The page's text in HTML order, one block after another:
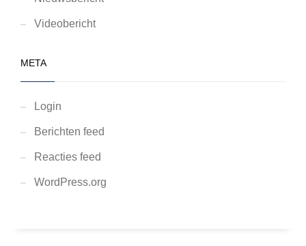
Videobericht
META
Login
Berichten feed
Reacties feed
WordPress.org